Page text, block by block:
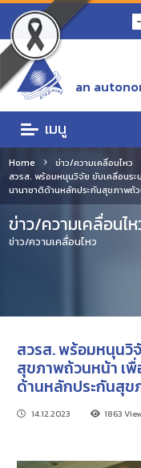
an
เมนู
Home
ข่าว/ความเคลื่อนไหว
สวรส. พร้อมหนุนวิจัย ขับเคลื่อนระ
นานาชาติด้านหลักประกันสุขภาพถ้
ข่าว/ความเคลื่อนไห
ข่าว/ความเคลื่อนไหว
สวรส. พร้อมหนุนวิ
สุขภาพถ้วนหน้า เพื่
ด้านหลักประกันสุข
14.12.2023 1863